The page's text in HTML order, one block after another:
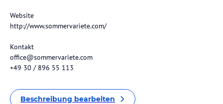
Website
http://www.sommervariete.com/
Kontakt
office@sommervariete.com
+49 30 / 896 55 113
Beschreibung bearbeiten